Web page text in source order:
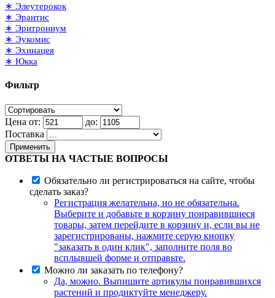
∗ Элеутерокок
∗ Эрантис
∗ Эритрониум
∗ Эукомис
∗ Эхинацея
∗ Юкка
Фильтр
Цена от:
до:
Поставка
Применить
ОТВЕТЫ НА ЧАСТЫЕ ВОПРОСЫ
Обязательно ли регистрироваться на сайте, чтобы
сделать заказ?
Регистрация желательна, но не обязательна.
Выберите и добавьте в корзину понравившиеся
товары, затем перейдите в корзину и, если вы не
зарегистрированы, нажмите серую кнопку
"заказать в один клик", заполните поля во
всплывшей форме и отправьте.
Можно ли заказать по телефону?
Да, можно. Выпишите артикулы понравившихся
растений и продиктуйте менеджеру.